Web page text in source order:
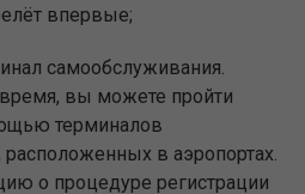
впервые;
самообслуживания.
вы можете пройти
терминалов
в аэропортах.
о процедуре регистрации